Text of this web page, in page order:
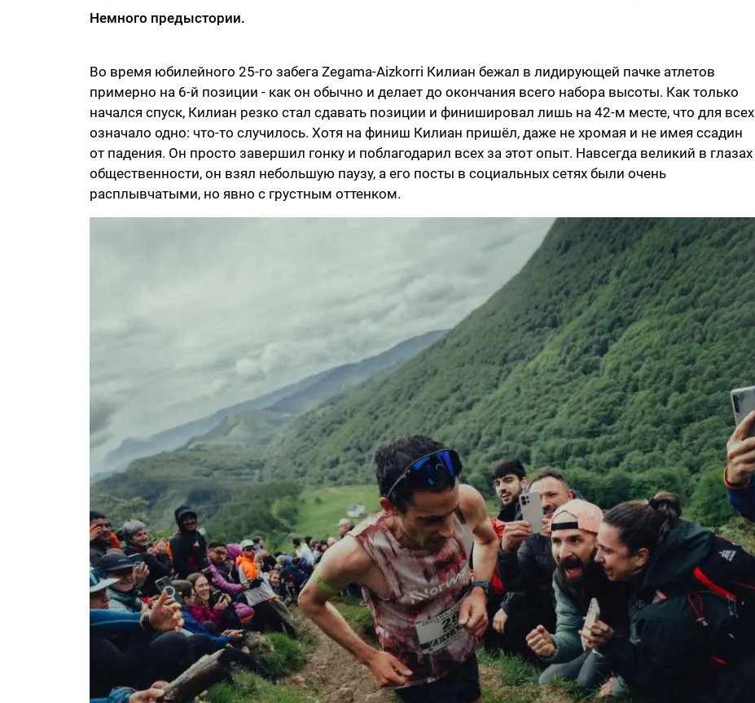
Немного предыстории.
Во время юбилейного 25-го забега Zegama-Aizkorri Килиан бежал в лидирующей пачке атлетов
примерно на 6-й позиции - как он обычно и делает до окончания всего набора высоты. Как только
начался спуск, Килиан резко стал сдавать позиции и финишировал лишь на 42-м месте, что для всех
означало одно: что-то случилось. Хотя на финиш Килиан пришёл, даже не хромая и не имея ссадин
от падения. Он просто завершил гонку и поблагодарил всех за этот опыт. Навсегда великий в глазах
общественности, он взял небольшую паузу, а его посты в социальных сетях были очень
расплывчатыми, но явно с грустным оттенком.